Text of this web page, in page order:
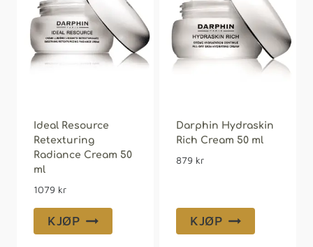
Ideal Resource
Retexturing
Radiance Cream 50
ml
1079 kr
KJØP
Darphin Hydraskin
Rich Cream 50 ml
879 kr
KJØP